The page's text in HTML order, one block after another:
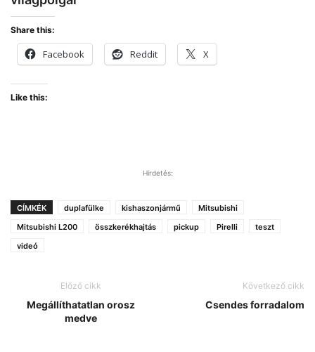
Share this:
Facebook Reddit X
Like this:
Hirdetés:
CÍMKÉK duplafülke kishaszonjármű
Mitsubishi
Mitsubishi L200
összkerékhajtás pickup Pirelli
teszt
videó
Előző cikk
Megállíthatatlan orosz
medve
Következő cikk
Csendes forradalom